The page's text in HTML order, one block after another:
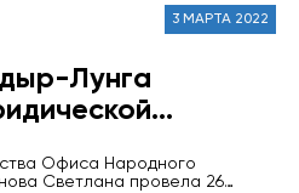
3 МАРТА 2022
Лунга
Офиса Народного
Светлана провела 26